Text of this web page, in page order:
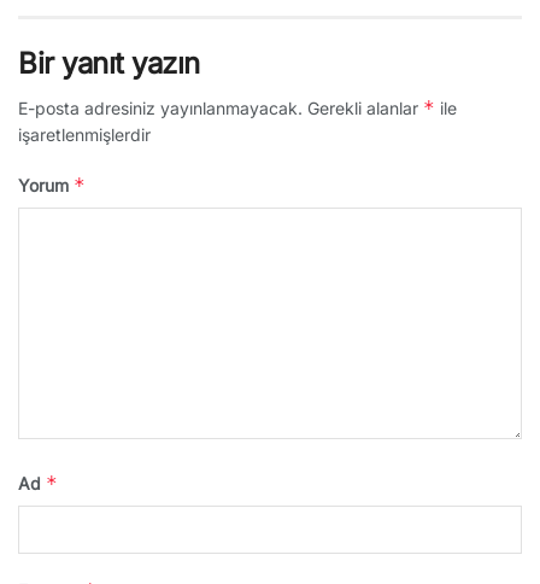
Bir yanıt yazın
E-posta adresiniz yayınlanmayacak. Gerekli alanlar * ile
işaretlenmişlerdir
Yorum *
Ad *